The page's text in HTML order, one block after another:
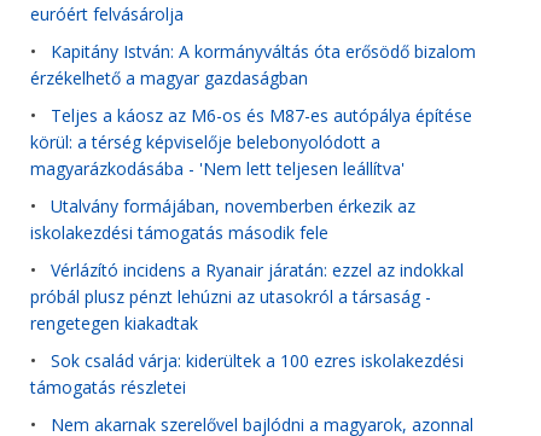
euróért felvásárolja
• Kapitány István: A kormányváltás óta erősödő bizalom
érzékelhető a magyar gazdaságban
• Teljes a káosz az M6-os és M87-es autópálya építése
körül: a térség képviselője belebonyolódott a
magyarázkodásába - 'Nem lett teljesen leállítva'
• Utalvány formájában, novemberben érkezik az
iskolakezdési támogatás második fele
• Vérlázító incidens a Ryanair járatán: ezzel az indokkal
próbál plusz pénzt lehúzni az utasokról a társaság -
rengetegen kiakadtak
• Sok család várja: kiderültek a 100 ezres iskolakezdési
támogatás részletei
• Nem akarnak szerelővel bajlódni a magyarok, azonnal